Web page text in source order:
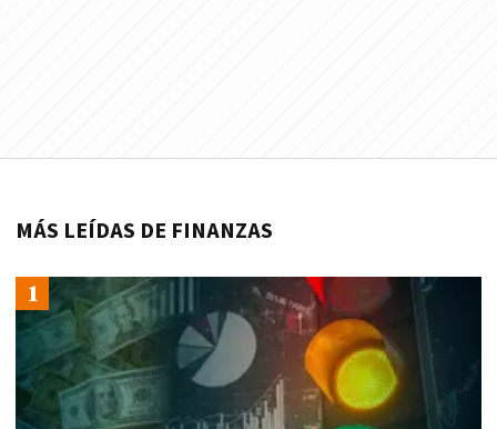
MÁS LEÍDAS DE FINANZAS